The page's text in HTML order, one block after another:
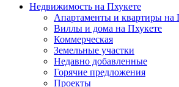
Недвижимость на Пхукете
Апартаменты и квартиры на
Виллы и дома на Пхукете
Коммерческая
Земельные участки
Недавно добавленные
Горячие предложения
Проекты